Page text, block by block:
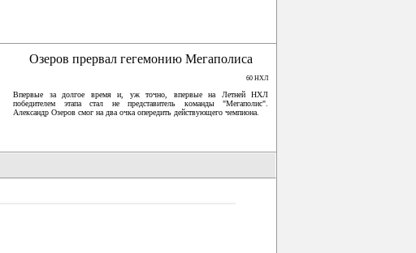
Озеров прервал гегемонию Мегаполиса
60 НХЛ
Впервые за долгое время и, уж точно, впервые на Летней НХЛ
победителем этапа стал не представитель команды "Мегаполис".
Александр Озеров смог на два очка опередить действующего чемпиона.